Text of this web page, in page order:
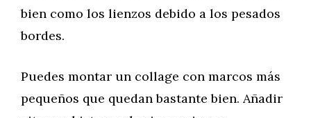
bien como los lienzos debido a los pesados
bordes.
Puedes montar un collage con marcos más
pequeños que quedan bastante bien. Añadir